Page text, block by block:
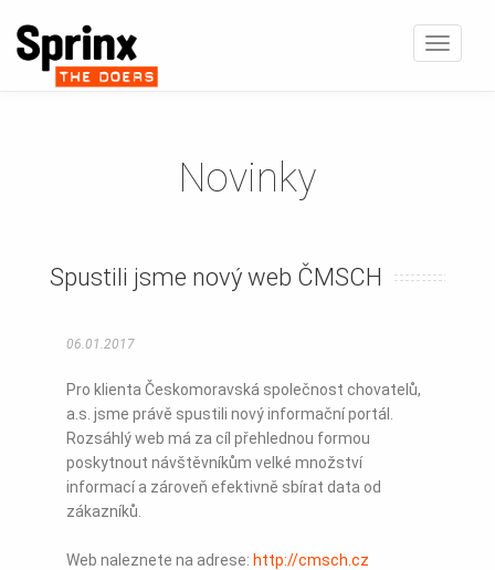
Novinky
Spustili jsme nový web ČMSCH
06.01.2017
Pro klienta Českomoravská společnost chovatelů,
a.s. jsme právě spustili nový informační portál.
Rozsáhlý web má za cíl přehlednou formou
poskytnout návštěvníkům velké množství
informací a zároveň efektivně sbírat data od
zákazníků.
Web naleznete na adrese: http://cmsch.cz